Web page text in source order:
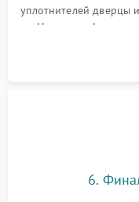
уплотнителей дверцы
Надежная фиксация
сборка
6.